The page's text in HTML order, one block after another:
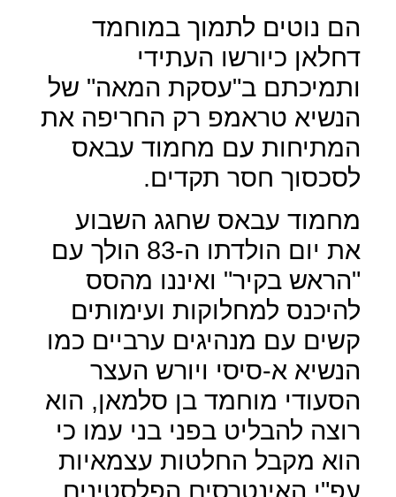
הם נוטים לתמוך במוחמד
דחלאן כיורשו העתידי
ותמיכתם ב"עסקת המאה" של
הנשיא טראמפ רק החריפה את
המתיחות עם מחמוד עבאס
לסכסוך חסר תקדים.
מחמוד עבאס שחגג השבוע
את יום הולדתו ה-83 הולך עם
"הראש בקיר" ואיננו מהסס
להיכנס למחלוקות ועימותים
קשים עם מנהיגים ערביים כמו
הנשיא א-סיסי ויורש העצר
הסעודי מוחמד בן סלמאן, הוא
רוצה להבליט בפני בני עמו כי
הוא מקבל החלטות עצמאיות
עפ"י האינטרסים הפלסטינים